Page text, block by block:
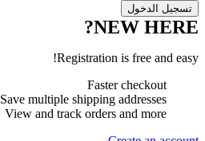
NEW HERE?
Registration is free and easy!
Faster checkout
Save multiple shipping addresses
View and track orders and more